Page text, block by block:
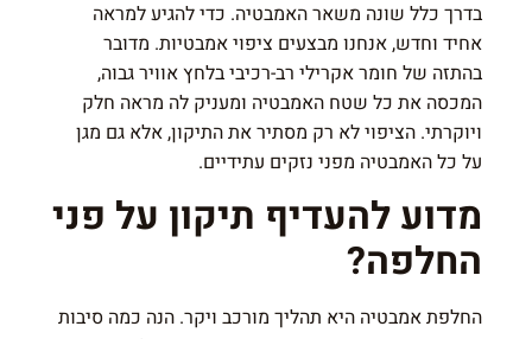
בדרך כלל שונה משאר האמבטיה. כדי להגיע למראה
אחיד וחדש, אנחנו מבצעים ציפוי אמבטיות. מדובר
בהתזה של חומר אקרילי רב-רכיבי בלחץ אוויר גבוה,
המכסה את כל שטח האמבטיה ומעניק לה מראה חלק
ויוקרתי. הציפוי לא רק מסתיר את התיקון, אלא גם מגן
על כל האמבטיה מפני נזקים עתידיים.
מדוע להעדיף תיקון על פני
החלפה?
החלפת אמבטיה היא תהליך מורכב ויקר. הנה כמה סיבות